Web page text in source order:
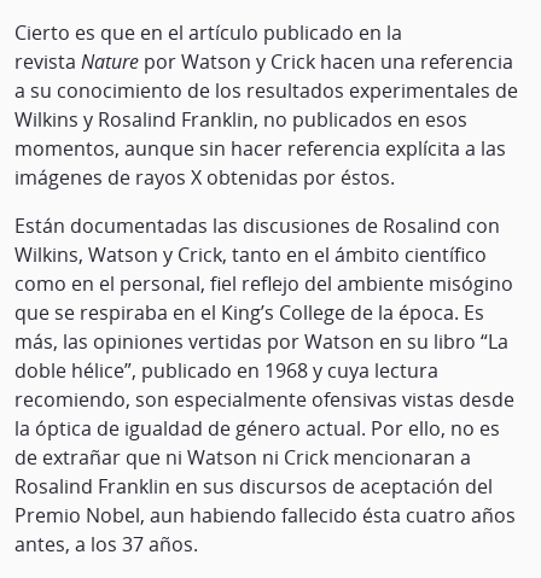
Cierto es que en el artículo publicado en la
revista Nature por Watson y Crick hacen una referencia
a su conocimiento de los resultados experimentales de
Wilkins y Rosalind Franklin, no publicados en esos
momentos, aunque sin hacer referencia explícita a las
imágenes de rayos X obtenidas por éstos.
Están documentadas las discusiones de Rosalind con
Wilkins, Watson y Crick, tanto en el ámbito científico
como en el personal, fiel reflejo del ambiente misógino
que se respiraba en el King’s College de la época. Es
más, las opiniones vertidas por Watson en su libro “La
doble hélice”, publicado en 1968 y cuya lectura
recomiendo, son especialmente ofensivas vistas desde
la óptica de igualdad de género actual. Por ello, no es
de extrañar que ni Watson ni Crick mencionaran a
Rosalind Franklin en sus discursos de aceptación del
Premio Nobel, aun habiendo fallecido ésta cuatro años
antes, a los 37 años.